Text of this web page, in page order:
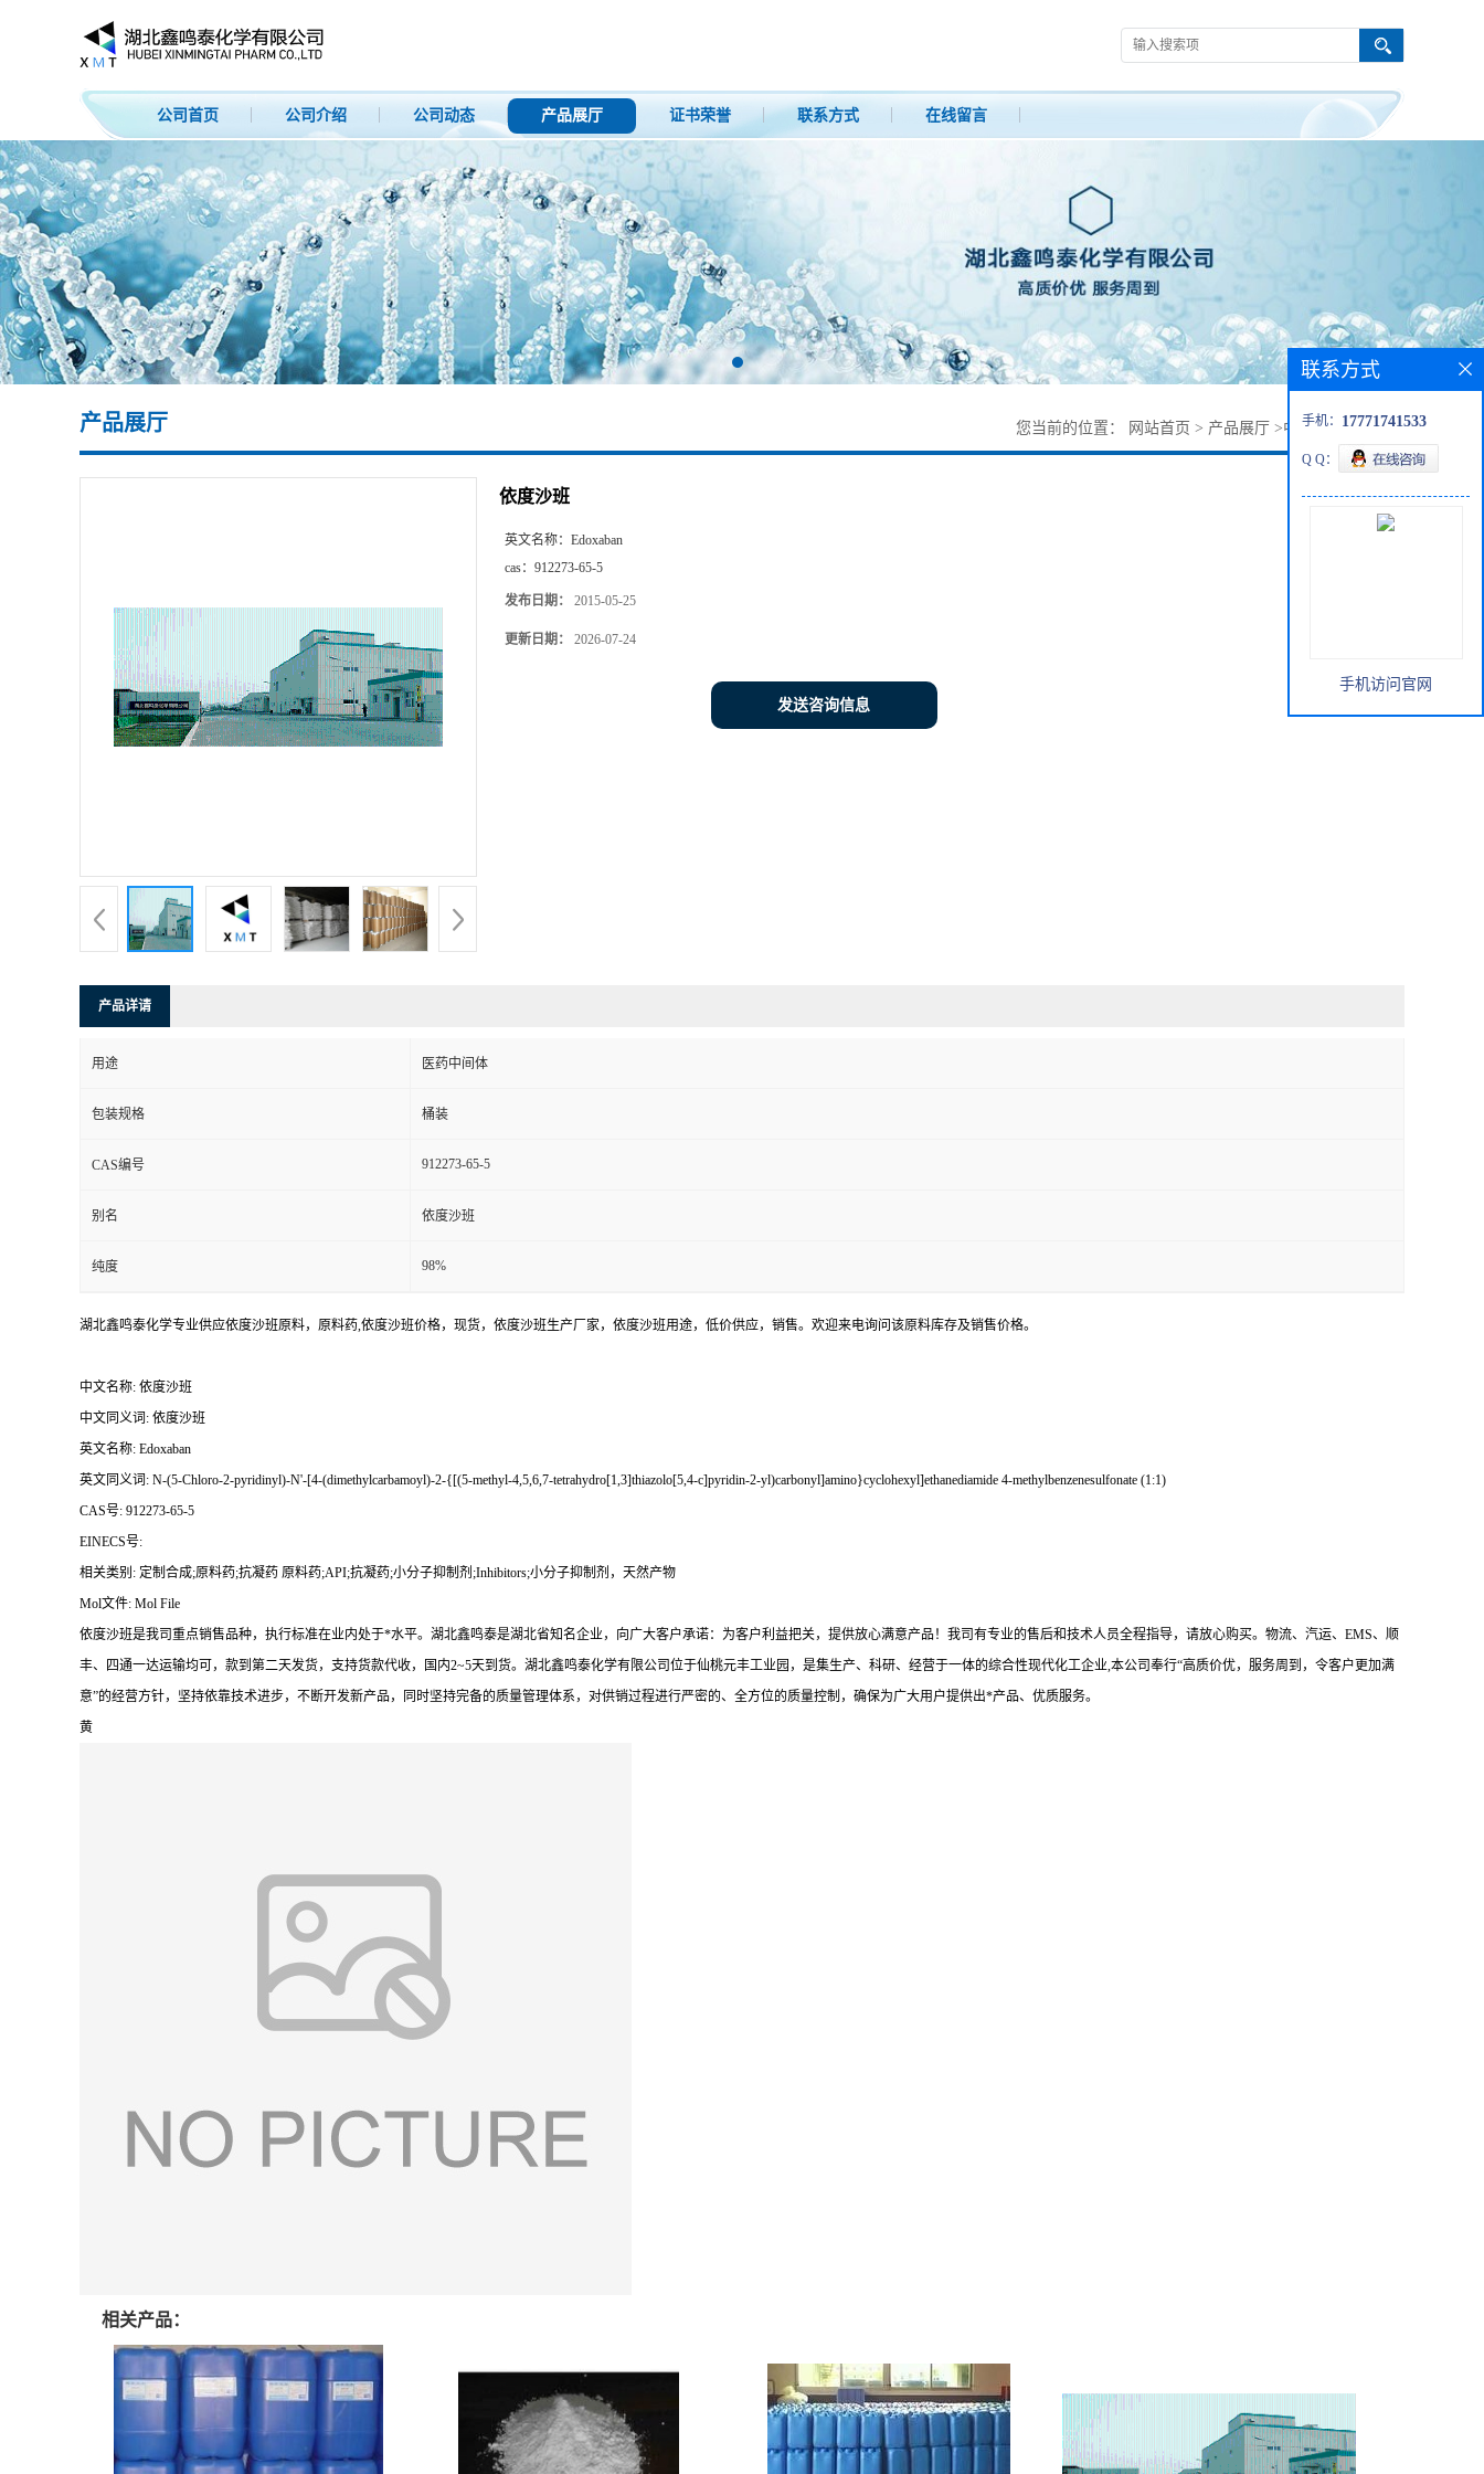
公司首页 公司介绍 公司动态 产品展厅 证书荣誉 联系方式 在线留言
产品展厅 您当前的位置： 网站首页 > 产品展厅 >中间体> 依度沙班
依度沙班
英文名称： Edoxaban
cas： 912273-65-5
发布日期： 2015-05-25
更新日期： 2026-07-24
发送咨询信息
产品详请
用途 医药中间体
包装规格 桶装
CAS编号 912273-65-5
别名 依度沙班
纯度 98%
湖北鑫鸣泰化学专业供应依度沙班原料，原料药,依度沙班价格，现货，依度沙班生产厂家，依度沙班用途，低价供应，销售。欢迎来电询问该原料库存及销售价格。
中文名称: 依度沙班
中文同义词: 依度沙班
英文名称: Edoxaban
英文同义词: N-(5-Chloro-2-pyridinyl)-N'-[4-(dimethylcarbamoyl)-2-{[(5-methyl-4,5,6,7-tetrahydro[1,3]thiazolo[5,4-c]pyridin-2-yl)carbonyl]amino}cyclohexyl]ethanediamide 4-methylbenzenesulfonate (1:1)
CAS号: 912273-65-5
EINECS号:
相关类别: 定制合成;原料药;抗凝药 原料药;API;抗凝药;小分子抑制剂;Inhibitors;小分子抑制剂，天然产物
Mol文件: Mol File
依度沙班是我司重点销售品种，执行标准在业内处于*水平。湖北鑫鸣泰是湖北省知名企业，向广大客户承诺：为客户利益把关，提供放心满意产品！我司有专业的售后和技术人员全程指导，请放心购买。物流、汽运、EMS、顺
丰、四通一达运输均可，款到第二天发货，支持货款代收，国内2~5天到货。湖北鑫鸣泰化学有限公司位于仙桃元丰工业园，是集生产、科研、经营于一体的综合性现代化工企业,本公司奉行“高质价优，服务周到，令客户更加满
意”的经营方针，坚持依靠技术进步，不断开发新产品，同时坚持完备的质量管理体系，对供销过程进行严密的、全方位的质量控制，确保为广大用户提供出*产品、优质服务。
黄
相关产品：
联系方式
手机： 17771741533
Q Q：
手机访问官网